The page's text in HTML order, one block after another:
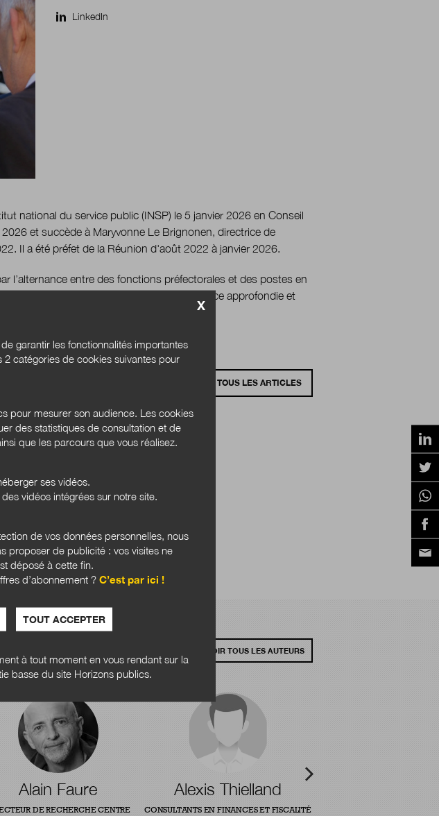
LinkedIn
national du service public (INSP) le 5 janvier 2026 en Conseil
et succède à Maryvonne Le Brignonen, directrice de
Il a été préfet de la Réunion d'août 2022 à janvier 2026.
l’alternance entre des fonctions préfectorales et des postes en
lui conférant une connaissance approfondie et
de l’État.
?
publique
fait partie des
VOIR TOUS LES ARTICLES
VOIR TOUS LES AUTEURS
Alain Faure
DE RECHERCHE CENTRE
Alexis Thielland
CONSULTANTS EN FINANCES ET FISCALITÉ
X
garantir les fonctionnalités importantes
catégories de cookies suivantes pour
pour mesurer son audience. Les cookies
des statistiques de consultation et de
que les parcours que vous réalisez.
ses vidéos.
vidéos intégrées sur notre site.
de vos données personnelles, nous
proposer de publicité : vos visites ne
déposé à cette fin.
d’abonnement ? C’est par ici !
TOUT ACCEPTER
à tout moment en vous rendant sur la
basse du site Horizons publics.